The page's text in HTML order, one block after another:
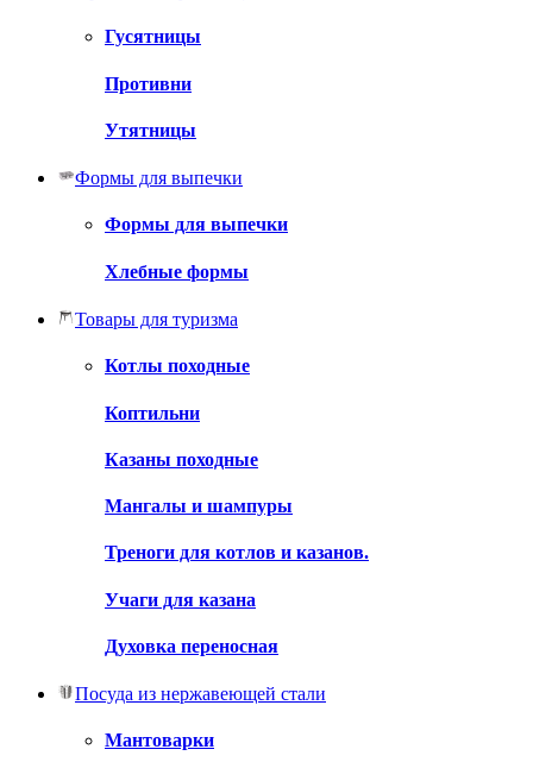
Гусятницы
Противни
Утятницы
Формы для выпечки
Формы для выпечки
Хлебные формы
Товары для туризма
Котлы походные
Коптильни
Казаны походные
Мангалы и шампуры
Треноги для котлов и казанов.
Учаги для казана
Духовка переносная
Посуда из нержавеющей стали
Мантоварки